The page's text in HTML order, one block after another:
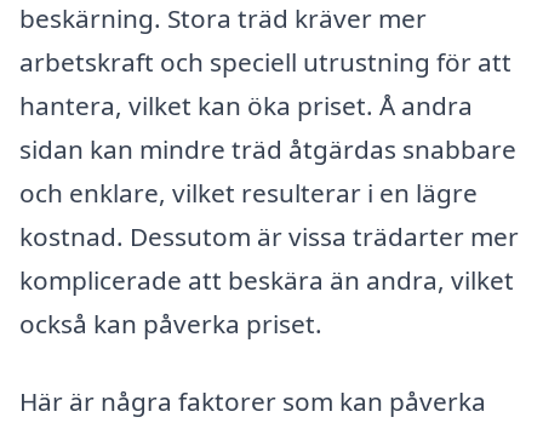
beskärning. Stora träd kräver mer
arbetskraft och speciell utrustning för att
hantera, vilket kan öka priset. Å andra
sidan kan mindre träd åtgärdas snabbare
och enklare, vilket resulterar i en lägre
kostnad. Dessutom är vissa trädarter mer
komplicerade att beskära än andra, vilket
också kan påverka priset.
Här är några faktorer som kan påverka